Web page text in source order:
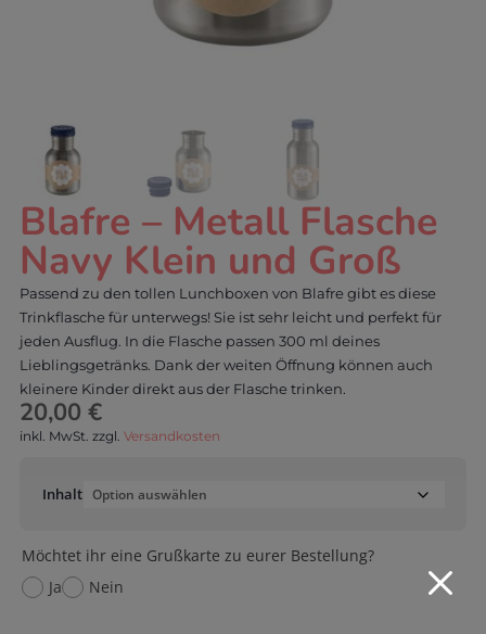
M
Blafre – Metall Flasche
Navy Klein und Groß
Passend zu den tollen Lunchboxen von Blafre gibt es diese
Trinkflasche für unterwegs! Sie ist sehr leicht und perfekt für
jeden Ausflug. In die Flasche passen 300 ml deines
Lieblingsgetränks. Dank der weiten Öffnung können auch
kleinere Kinder direkt aus der Flasche trinken.
20,00 €
inkl. MwSt. zzgl. Versandkosten
Inhalt
Möchtet ihr eine Grußkarte zu eurer Bestellung?
Ja
Nein